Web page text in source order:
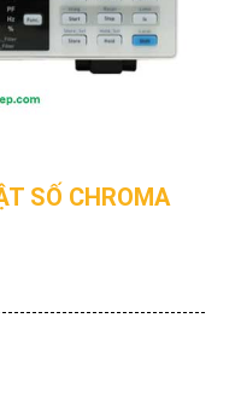
SỐ CHROMA